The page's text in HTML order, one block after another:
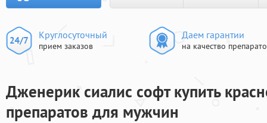
Круглосуточный
прием заказов
Даем гарантии
на качество
Дженерик сиалис софт купить
препаратов для мужчин